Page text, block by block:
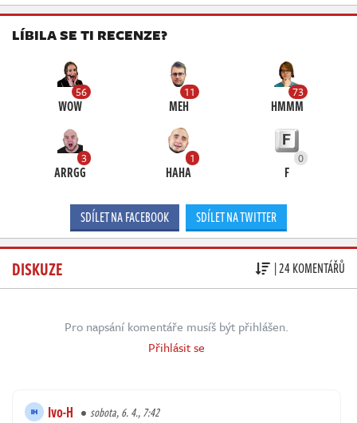
LÍBILA SE TI RECENZE?
56
WOW
11
MEH
73
HMMM
3
ARRGG
1
HAHA
0
F
SDÍLET NA FACEBOOK SDÍLET NA TWITTER
DISKUZE | 24 KOMENTÁŘŮ
Pro napsání komentáře musíš být přihlášen.
Přihlásit se
Ivo-H sobota, 6. 4., 7:42